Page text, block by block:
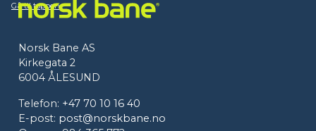
Gå til toppen
Norsk Bane AS
Kirkegata 2
6004 ÅLESUND
Telefon: +47 70 10 16 40
E-post: post@norskbane.no